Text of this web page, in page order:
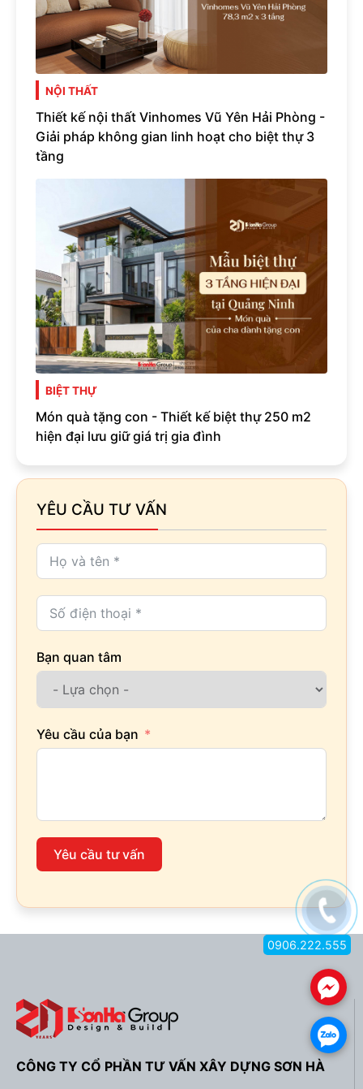
NỘI THẤT
Thiết kế nội thất Vinhomes Vũ Yên Hải Phòng -
Giải pháp không gian linh hoạt cho biệt thự 3
tầng
BIỆT THỰ
Món quà tặng con - Thiết kế biệt thự 250 m2
hiện đại lưu giữ giá trị gia đình
YÊU CẦU TƯ VẤN
Bạn quan tâm
Yêu cầu của bạn
Yêu cầu tư vấn
CÔNG TY CỔ PHẦN TƯ VẤN XÂY DỰNG SƠN HÀ
.
.
0906.222.555